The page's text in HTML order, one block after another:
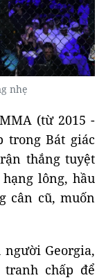
nhẹ
(từ 2015 -
trong Bát giác
thắng tuyệt
lông, hầu
cân cũ, muốn
Georgia,
chấp để